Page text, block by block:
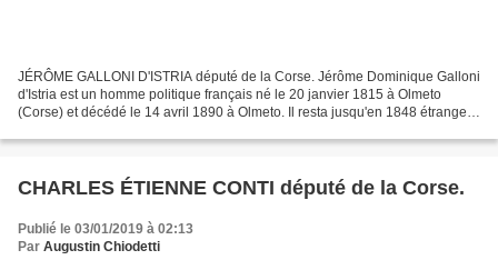
JÉRÔME GALLONI D'ISTRIA député de la Corse. Jérôme Dominique Galloni
d'Istria est un homme politique français né le 20 janvier 1815 à Olmeto
(Corse) et décédé le 14 avril 1890 à Olmeto. Il resta jusqu'en 1848 étranger
CHARLES ÉTIENNE CONTI député de la Corse.
Publié le 03/01/2019 à 02:13
Par Augustin Chiodetti